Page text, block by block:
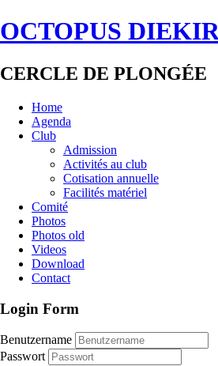
OCTOPUS
CERCLE DE PLONGÉE
Home
Agenda
Club
Admission
Activités au club
Cotisation annuelle
Facilités matériel
Comité
Photos
Photos old
Videos
Download
Contact
Login Form
Benutzername
Passwort